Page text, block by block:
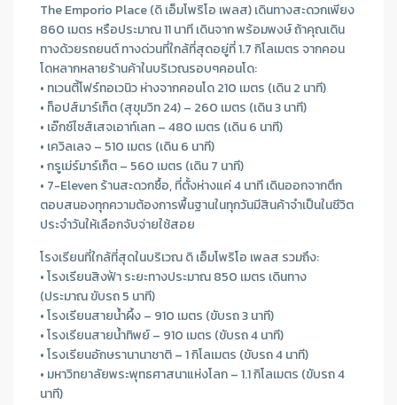
The Emporio Place (ดิ เอ็มโพริโอ เพลส) เดินทางสะดวกเพียง
860 เมตร หรือประมาณ 11 นาที เดินจาก พร้อมพงษ์ ถ้าคุณเดิน
ทางด้วยรถยนต์ ทางด่วนที่ใกล้ที่สุดอยู่ที่ 1.7 กิโลเมตร จากคอน
โดหลากหลายร้านค้าในบริเวณรอบๆคอนโด:
• ทเวนตี้โฟร์ทอเวนิว ห่างจากคอนโด 210 เมตร (เดิน 2 นาที)
• ท็อปส์มาร์เก็ต (สุขุมวิท 24) – 260 เมตร (เดิน 3 นาที)
• เอ๊กซ์ไซส์เสจเอาท์เลท – 480 เมตร (เดิน 6 นาที)
• เควิลเลจ – 510 เมตร (เดิน 6 นาที)
• กรูเม่ร์มาร์เก็ต – 560 เมตร (เดิน 7 นาที)
• 7-Eleven ร้านสะดวกซื้อ, ที่ตั้งห่างแค่ 4 นาที เดินออกจากตึก
ตอบสนองทุกความต้องการพื้นฐานในทุกวันมีสินค้าจําเป็นในชีวิต
ประจําวันให้เลือกจับจ่ายใช้สอย
โรงเรียนที่ใกล้ที่สุดในบริเวณ ดิ เอ็มโพริโอ เพลส รวมถึง:
• โรงเรียนสิงฟ้า ระยะทางประมาณ 850 เมตร เดินทาง
(ประมาณ ขับรถ 5 นาที)
• โรงเรียนสายนํ้าผึ้ง – 910 เมตร (ขับรถ 3 นาที)
• โรงเรียนสายนํ้าทิพย์ – 910 เมตร (ขับรถ 4 นาที)
• โรงเรียนอักษรานานาชาติ – 1 กิโลเมตร (ขับรถ 4 นาที)
• มหาวิทยาลัยพระพุทธศาสนาแห่งโลก – 1.1 กิโลเมตร (ขับรถ 4
นาที)